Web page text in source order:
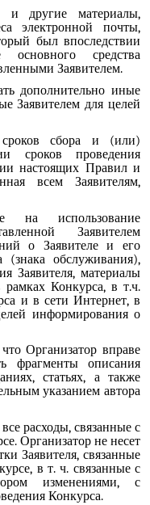
и другие материалы,
электронной почты,
был впоследствии
основного средства
Заявителем.
дополнительно иные
Заявителем для целей
сбора и (или)
сроков проведения
настоящих Правил и
всем Заявителям,
на использование
Заявителем
о Заявителе и его
(знака обслуживания),
Заявителя, материалы
Конкурса, в т.ч.
и в сети Интернет, в
информирования о
Организатор вправе
фрагменты описания
статьях, а также
указанием автора
расходы, связанные с
Организатор не несет
Заявителя, связанные
в т. ч. связанные с
изменениями, с
Конкурса.